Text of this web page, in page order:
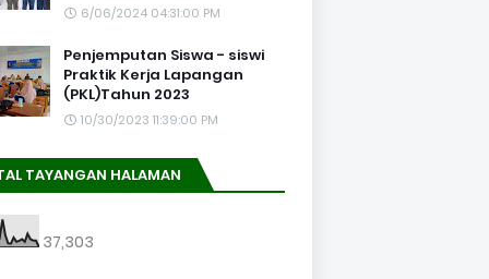
6/06/2024 04:31:00 PM
Penjemputan Siswa - siswi
Praktik Kerja Lapangan
(PKL)Tahun 2023
10/30/2023 11:39:00 PM
TAYANGAN HALAMAN
37,303